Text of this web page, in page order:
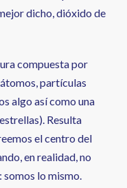
dicho, dióxido de
compuesta por
partículas
algo así como una
Resulta
el centro del
en realidad, no
somos lo mismo.